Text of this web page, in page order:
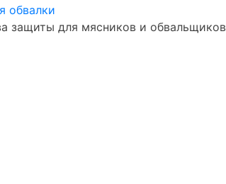
защиты для мясников и обвальщиков